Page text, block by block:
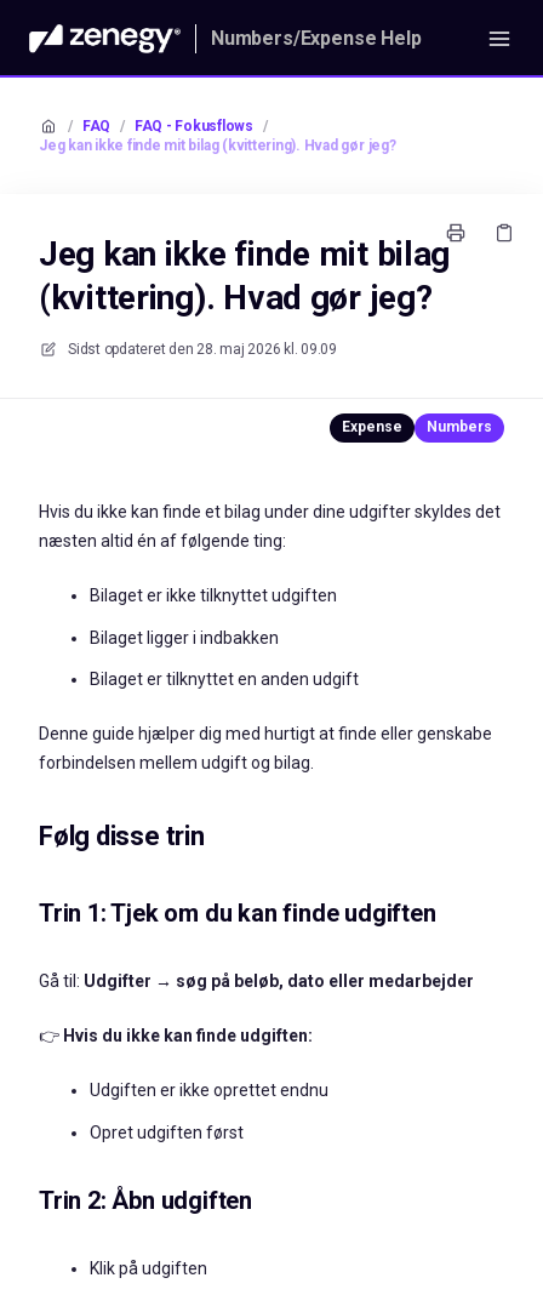
Numbers/Expense Help
/ FAQ / FAQ - Fokusflows
/
Jeg kan ikke finde mit bilag (kvittering). Hvad gør jeg?
Jeg kan ikke finde mit bilag
(kvittering). Hvad gør jeg?
Sidst opdateret den 28. maj 2026 kl. 09.09
Hvis du ikke kan finde et bilag under dine udgifter skyldes det
næsten altid én af følgende ting:
Bilaget er ikke tilknyttet udgiften
Bilaget ligger i indbakken
Bilaget er tilknyttet en anden udgift
Denne guide hjælper dig med hurtigt at finde eller genskabe
forbindelsen mellem udgift og bilag.
Følg disse trin
Trin 1: Tjek om du kan finde udgiften
Gå til: Udgifter → søg på beløb, dato eller medarbejder
👉 Hvis du ikke kan finde udgiften:
Udgiften er ikke oprettet endnu
Opret udgiften først
Trin 2: Åbn udgiften
Klik på udgiften